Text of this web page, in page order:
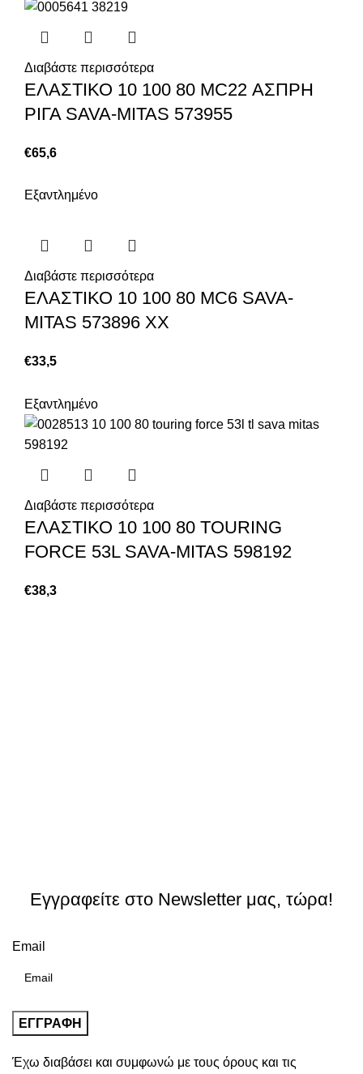
Διαβάστε περισσότερα
ΕΛΑΣΤΙΚΟ 10 100 80 MC22 ΑΣΠΡΗ
ΡΙΓΑ SAVA-MITAS 573955
€65,6
Εξαντλημένο
Διαβάστε περισσότερα
ΕΛΑΣΤΙΚΟ 10 100 80 MC6 SAVA-
MITAS 573896 XX
€33,5
Εξαντλημένο
Διαβάστε περισσότερα
ΕΛΑΣΤΙΚΟ 10 100 80 TOURING
FORCE 53L SAVA-MITAS 598192
€38,3
Εγγραφείτε στο Newsletter μας, τώρα!
Email
Έχω διαβάσει και συμφωνώ με τους όρους και τις